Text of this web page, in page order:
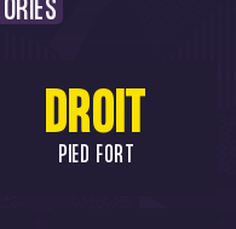
DROIT
PIED FORT